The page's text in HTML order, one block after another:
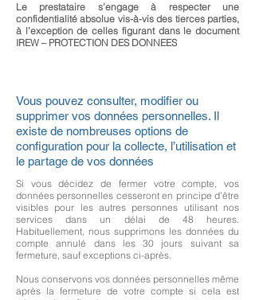
Le prestataire s’engage à respecter une
confidentialité absolue vis-à-vis des tierces parties,
à l’exception de celles figurant dans le document
IREW – PROTECTION DES DONNEES
Vous pouvez consulter, modifier ou
supprimer vos données personnelles. Il
existe de nombreuses options de
configuration pour la collecte, l’utilisation et
le partage de vos données
Si vous décidez de fermer votre compte, vos
données personnelles cesseront en principe d’être
visibles pour les autres personnes utilisant nos
services dans un délai de 48 heures.
Habituellement, nous supprimons les données du
compte annulé dans les 30 jours suivant sa
fermeture, sauf exceptions ci-après.
Nous conservons vos données personnelles même
après la fermeture de votre compte si cela est